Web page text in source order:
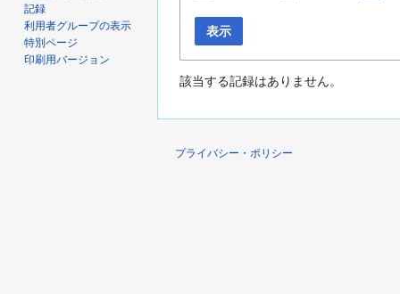
表示
該当する記録はありません。
記録
利用者グループの表示
特別ページ
印刷用バージョン
プライバシー・ポリシー